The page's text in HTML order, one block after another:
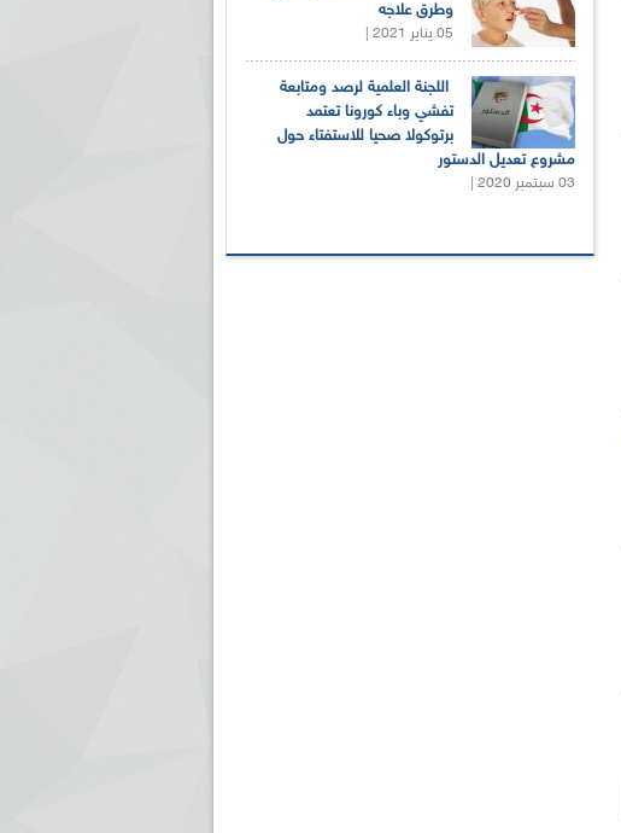
وطرق علاجه
05 يناير 2021 |
اللجنة العلمية لرصد ومتابعة
تفشي وباء كورونا تعتمد
برتوكولا صحيا للاستفتاء حول
مشروع تعديل الدستور
03 سبتمبر 2020 |